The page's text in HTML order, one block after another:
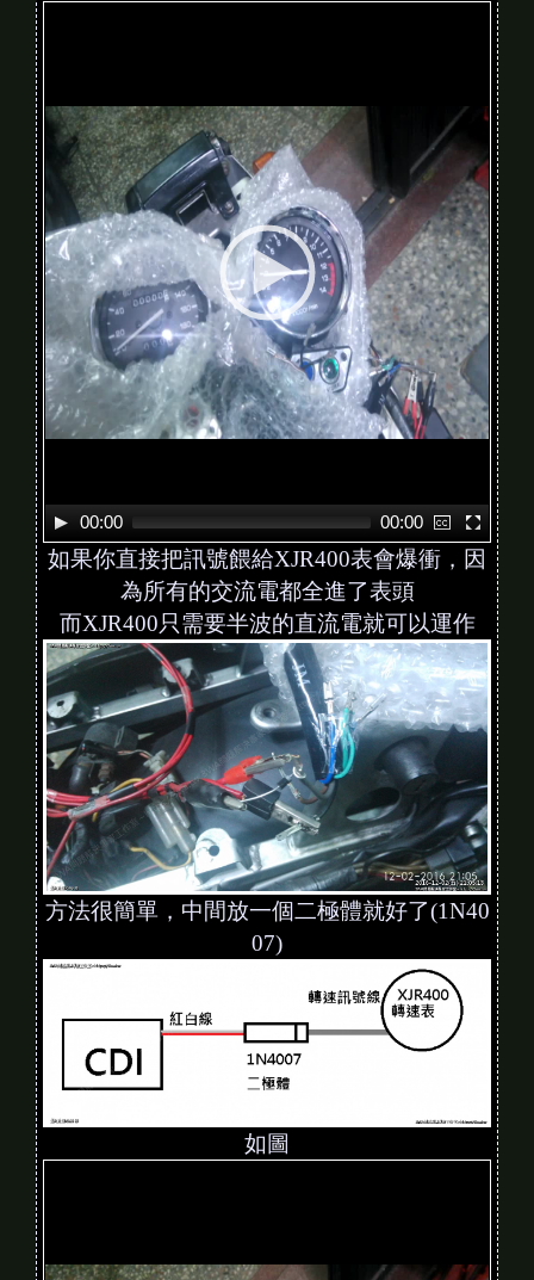
e
o
P
l
a
y
e
r
00:00 00:00
如果你直接把訊號餵給XJR400表會爆衝，因
為所有的交流電都全進了表頭
而XJR400只需要半波的直流電就可以運作
方法很簡單，中間放一個二極體就好了(1N40
07)
如圖